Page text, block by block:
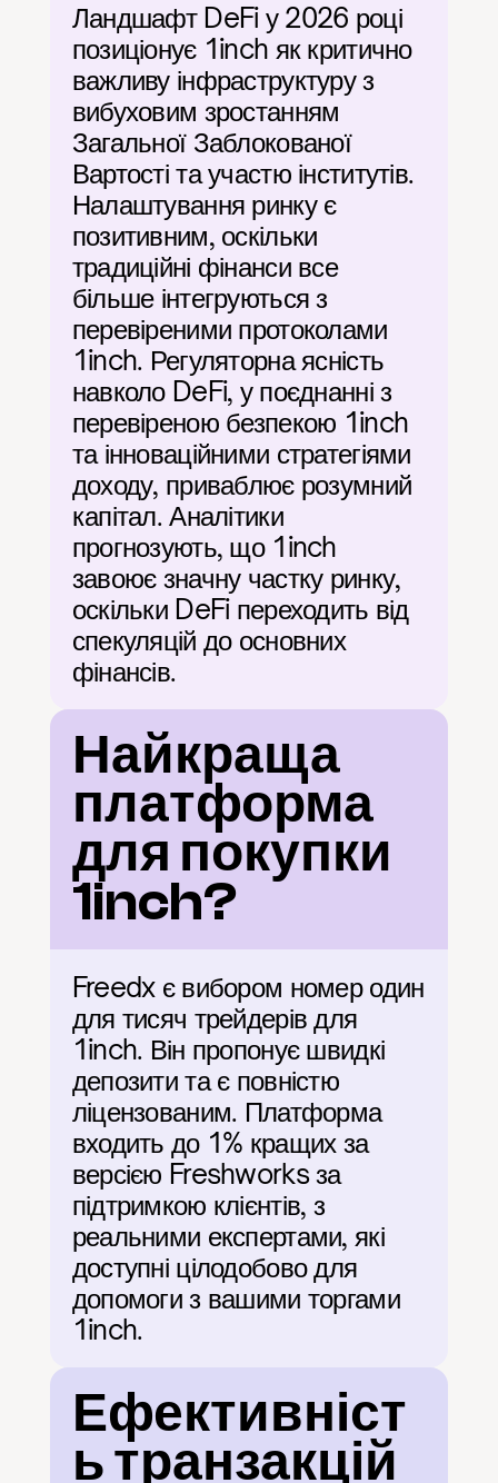
Ландшафт DeFi у 2026 році
позиціонує 1inch як критично
важливу інфраструктуру з
вибуховим зростанням
Загальної Заблокованої
Вартості та участю інститутів.
Налаштування ринку є
позитивним, оскільки
традиційні фінанси все
більше інтегруються з
перевіреними протоколами
1inch. Регуляторна ясність
навколо DeFi, у поєднанні з
перевіреною безпекою 1inch
та інноваційними стратегіями
доходу, приваблює розумний
капітал. Аналітики
прогнозують, що 1inch
завоює значну частку ринку,
оскільки DeFi переходить від
спекуляцій до основних
фінансів.
Найкраща
платформа
для покупки
1inch?
Freedx є вибором номер один
для тисяч трейдерів для
1inch. Він пропонує швидкі
депозити та є повністю
ліцензованим. Платформа
входить до 1% кращих за
версією Freshworks за
підтримкою клієнтів, з
реальними експертами, які
доступні цілодобово для
допомоги з вашими торгами
1inch.
Ефективніст
ь транзакцій